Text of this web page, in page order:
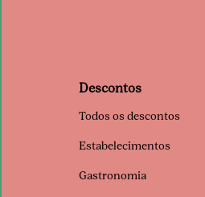
Descontos
Todos os descontos
Estabelecimentos
Gastronomia